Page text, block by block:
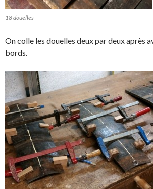
18 douelles
On colle les douelles deux par deux après
bords.